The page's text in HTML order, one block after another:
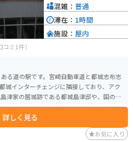
コミ1件）
る道の駅です。宮崎自動車道と都城志布志
城インターチェンジに隣接しており、アク
関之尾滝など、観光スポットも充実してい
ストランがあります。 バイクで訪れ
ため安心です。都城インターチェンジから
詳しく見る
混雑： 普通
滞在： 1時間
施設： 屋内
お気に入り